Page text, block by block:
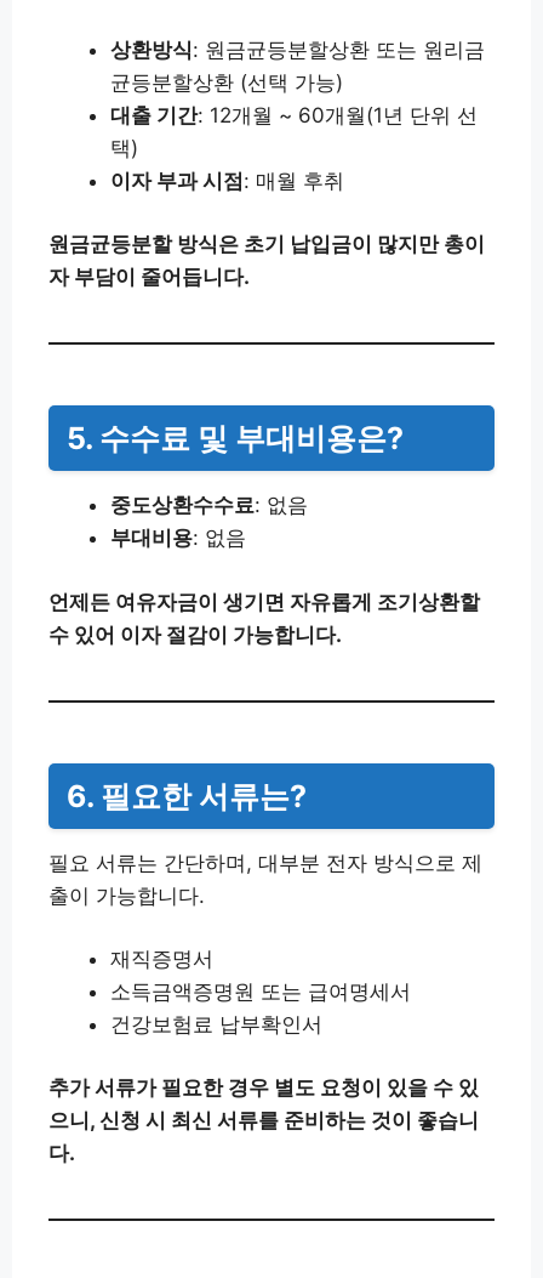
상환방식: 원금균등분할상환 또는 원리금
균등분할상환 (선택 가능)
대출 기간: 12개월 ~ 60개월(1년 단위 선
택)
이자 부과 시점: 매월 후취
원금균등분할 방식은 초기 납입금이 많지만 총이
자 부담이 줄어듭니다.
5. 수수료 및 부대비용은?
중도상환수수료: 없음
부대비용: 없음
언제든 여유자금이 생기면 자유롭게 조기상환할
수 있어 이자 절감이 가능합니다.
6. 필요한 서류는?
필요 서류는 간단하며, 대부분 전자 방식으로 제
출이 가능합니다.
재직증명서
소득금액증명원 또는 급여명세서
건강보험료 납부확인서
추가 서류가 필요한 경우 별도 요청이 있을 수 있
으니, 신청 시 최신 서류를 준비하는 것이 좋습니
다.